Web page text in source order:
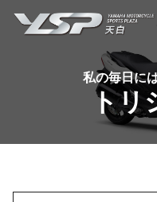
私の毎日に
トリ